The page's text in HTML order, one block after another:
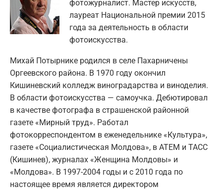
фотожурналист. Мастер искусств,
лауреат Национальной премии 2015
года за деятельность в области
фотоискусства.
Михай Потырнике родился в селе Пахарничены
Оргеевского района. В 1970 году окончил
Кишиневский колледж виноградарства и виноделия.
В области фотоискусства — самоучка. Дебютировал
в качестве фотографа в страшенской районной
газете «Мирный труд». Работал
фотокорреспондентом в еженедельнике «Культура»,
газете «Социалистическая Молдова», в АТЕМ и ТАСС
(Кишинев), журналах «Женщина Молдовы» и
«Молдова». В 1997-2004 годы и с 2010 года по
настоящее время является директором